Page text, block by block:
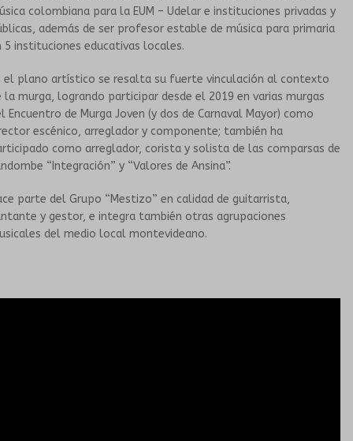
colombiana para la EUM – Udelar e instituciones privadas y
además de ser profesor estable de música para primaria
5 instituciones educativas locales.
el plano artístico se resalta su fuerte vinculación al contexto
la murga, logrando participar desde el 2019 en varias murgas
Encuentro de Murga Joven (y dos de Carnaval Mayor) como
escénico, arreglador y componente; también ha
como arreglador, corista y solista de las comparsas de
“Integración” y “Valores de Ansina”.
parte del Grupo “Mestizo” en calidad de guitarrista,
y gestor, e integra también otras agrupaciones
del medio local montevideano.